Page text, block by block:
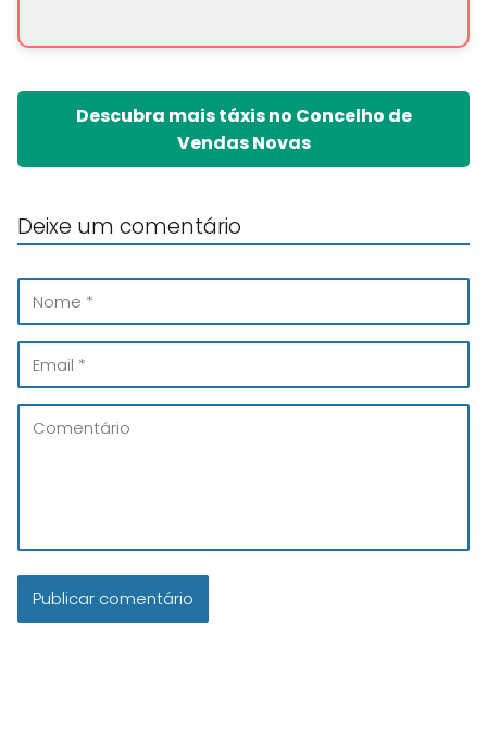
Descubra mais táxis no Concelho de
Vendas Novas
Deixe um comentário